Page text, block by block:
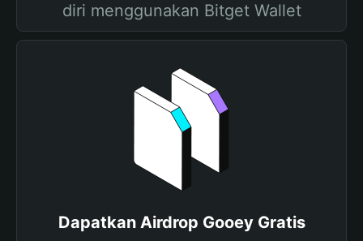
diri menggunakan Bitget Wallet
Dapatkan Airdrop Gooey Gratis